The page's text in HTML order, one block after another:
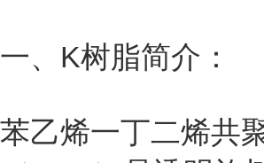
一、K树脂简介：
苯乙烯一丁二烯共